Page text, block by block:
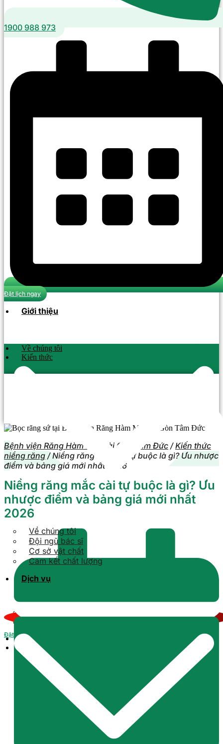
1900 988 973
Đặt lịch ngay
Giới thiệu
Về chúng tôi
Đội ngũ bác sĩ
Cơ sở vật chất
Cam kết chất lượng
Dịch vụ
Về chúng tôi
Kiến thức
Kiến thức răng sứ
Kiến thức niềng răng
Tin tức
Liên hệ
Đặt lịch
Bệnh viện Răng Hàm Mặt Sài Gòn Tâm Đức /Kiến thức
niềng răng /Niềng răng mắc cài tự buộc là gì? Ưu nhược
điểm và bảng giá mới nhất 2026
Niềng răng mắc cài tự buộc là gì? Ưu
nhược điểm và bảng giá mới nhất
2026